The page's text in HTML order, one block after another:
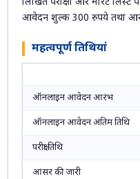
आवेदन शुल्क 300 रुपये तथा
महत्वपूर्ण तिथियां
ऑनलाइन आवेदन आरंभ
ऑनलाइन आवेदन अंतिम तिथि
परीक्षा तिथि
आंसर की जारी